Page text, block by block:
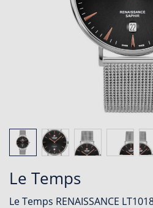
Le Temps
Le Temps RENAISSANCE